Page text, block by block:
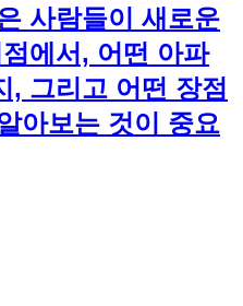
사람들이 새로운
에서, 어떤 아파
, 그리고 어떤 장점
아보는 것이 중요